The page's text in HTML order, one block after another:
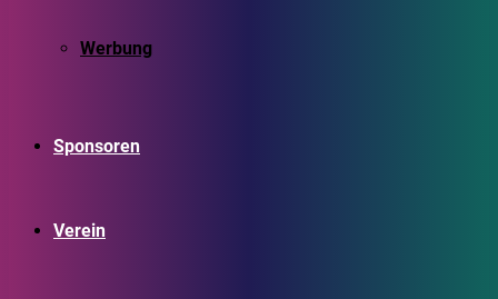
Werbung
Sponsoren
Verein